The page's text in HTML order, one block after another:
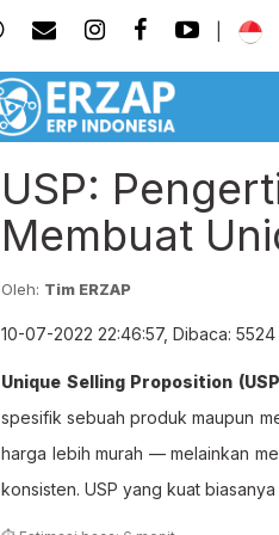
USP:
Membuat
Oleh: Tim ERZAP
10-07-2022 22:46:57, Dibaca: 5524
Unique Selling Proposition
spesifik sebuah produk maupun
harga lebih murah — melainkan
konsisten. USP yang kuat